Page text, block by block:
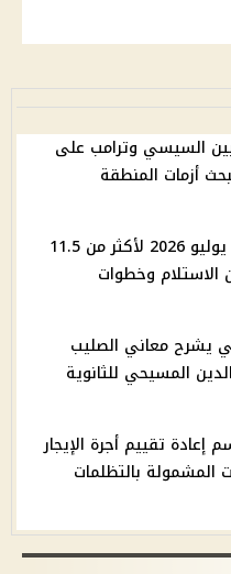
السيسي وترامب على
أزمات المنطقة
موعد صرف معاشات يوليو 2026 لأكثر من 11.5
الاستلام وخطوات
يشرح معاني الصليب
المسيحي للثانوية
إعادة تقييم أجرة الإيجار
المشمولة بالتظلمات